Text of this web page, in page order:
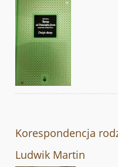
Korespondencja
Ludwik Martin